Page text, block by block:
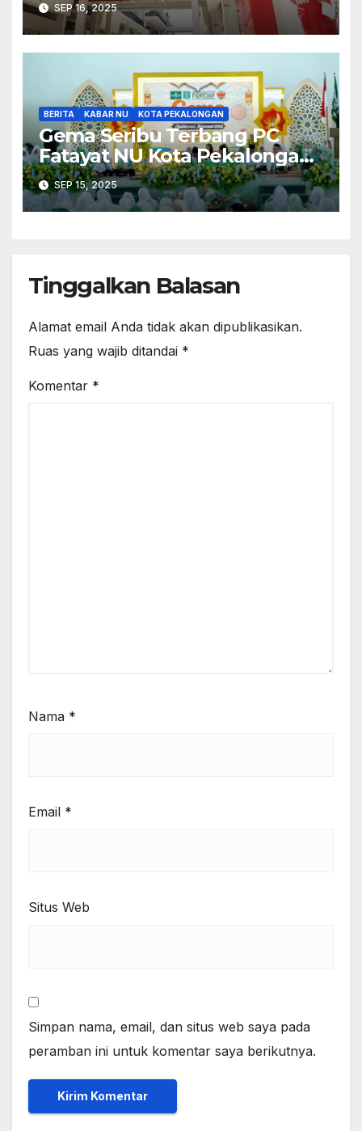
Pindah
SEP 16, 2025
BERITA KABAR NU KOTA PEKALONGAN
Gema Seribu Terbang PC
Fatayat NU Kota Pekalongan
Suguhkan Kreasi Sholawat
Klasik
SEP 15, 2025
Tinggalkan Balasan
Alamat email Anda tidak akan dipublikasikan.
Ruas yang wajib ditandai *
Komentar *
Nama *
Email *
Situs Web
Simpan nama, email, dan situs web saya pada
peramban ini untuk komentar saya berikutnya.